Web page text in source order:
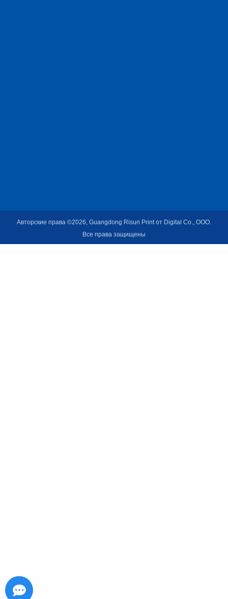
Авторские права ©2026, Guangdong Risun Print от Digital Co., ООО.
Все права защищены